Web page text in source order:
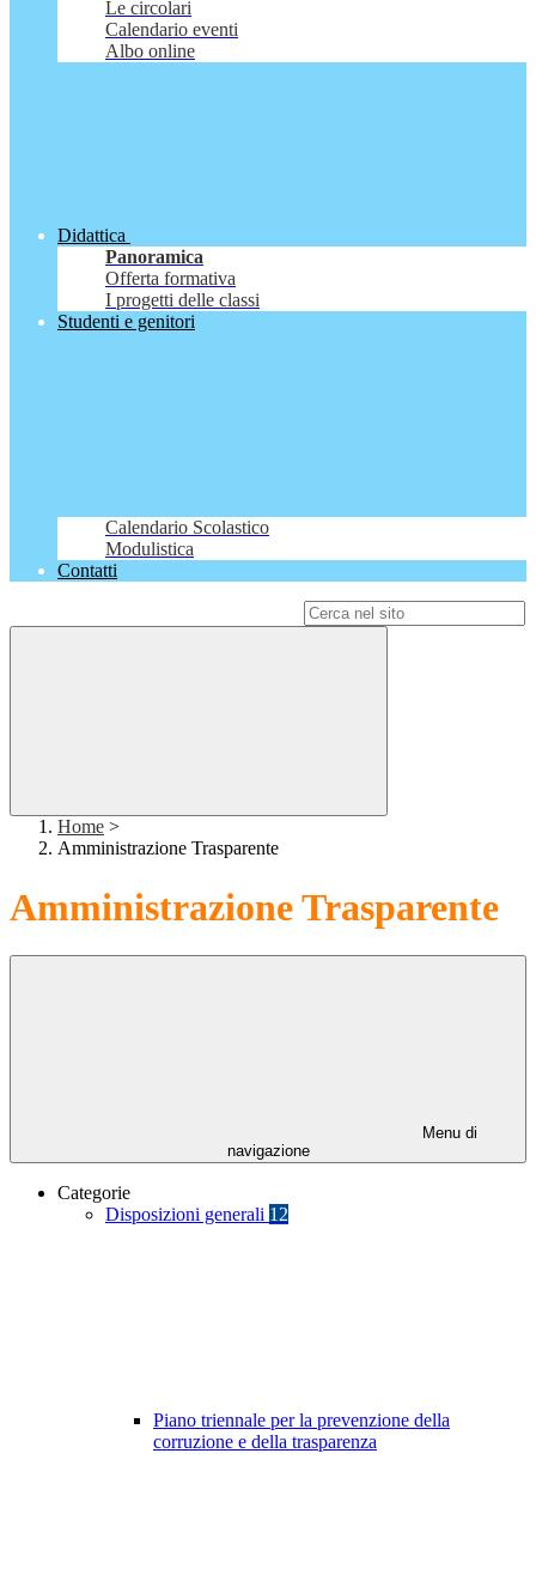
Le circolari
Calendario eventi
Albo online
Didattica
Panoramica
Offerta formativa
I progetti delle classi
Studenti e genitori
Calendario Scolastico
Modulistica
Contatti
Home >
Amministrazione Trasparente
Amministrazione Trasparente
Menu di
navigazione
Categorie
Disposizioni generali 12
Piano triennale per la prevenzione della
corruzione e della trasparenza